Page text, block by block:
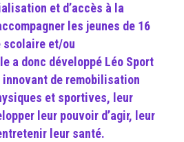
et d’accès à la
les jeunes de 16
scolaire et/ou
a donc développé Léo Sport
innovant de remobilisation
et sportives, leur
leur pouvoir d’agir, leur
leur santé.